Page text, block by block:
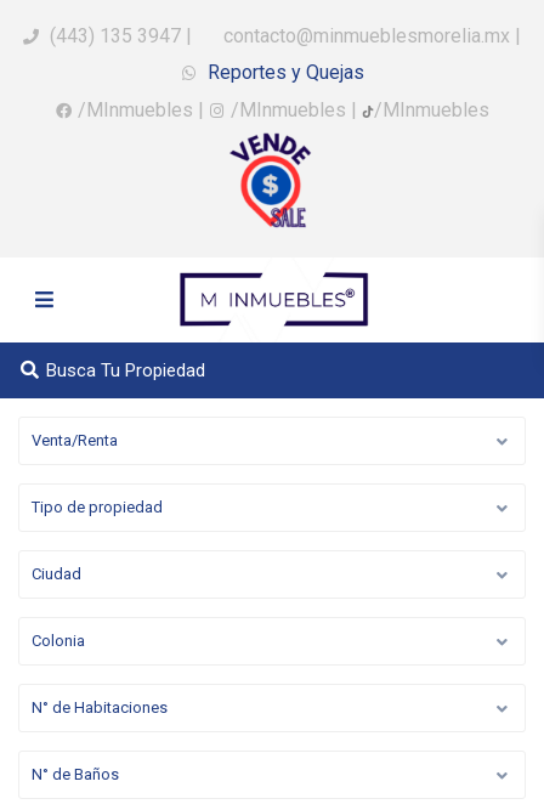
(443) 135 3947 | contacto@minmueblesmorelia.mx |
Reportes y Quejas
/MInmuebles | /MInmuebles | /MInmuebles
Busca Tu Propiedad
Venta/Renta
Tipo de propiedad
Ciudad
Colonia
N° de Habitaciones
N° de Baños